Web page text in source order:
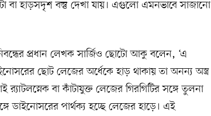
বা হাড়সদৃশ বস্তু দেখা যায়। এগুলো এমনভাবে সাজানো
প্রধান লেখক সার্জিও ছোটো আকু বলেন, ‘এ
ছোট লেজের অর্ধেকে হাড় থাকায় তা অনন্য অস্ত্র
বা কাঁটাযুক্ত লেজের গিরগিটির সঙ্গে তুলনা
ডাইনোসরের পার্থক্য হচ্ছে লেজের হাড়ে। এই